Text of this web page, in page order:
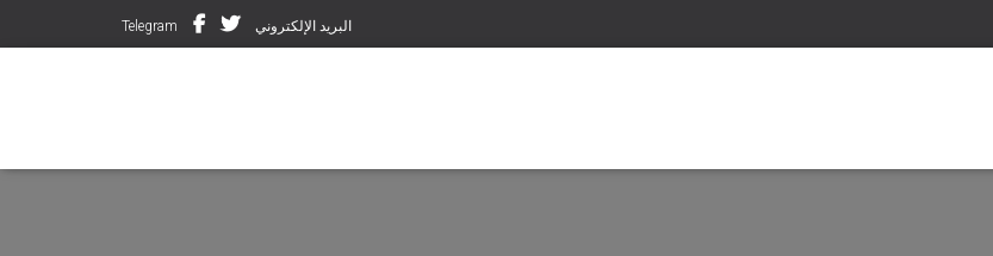
البريد الإلكتروني Telegram